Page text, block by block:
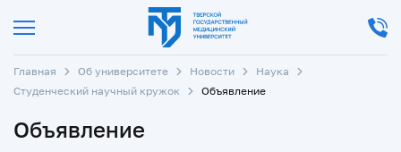
Главная Об университете Новости
Наука
Студенческий научный кружок
Объявление
Объявление